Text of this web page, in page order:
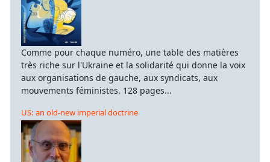
Comme pour chaque numéro, une table des matières
très riche sur l'Ukraine et la solidarité qui donne la voix
aux organisations de gauche, aux syndicats, aux
mouvements féministes. 128 pages...
US: an old-new imperial doctrine